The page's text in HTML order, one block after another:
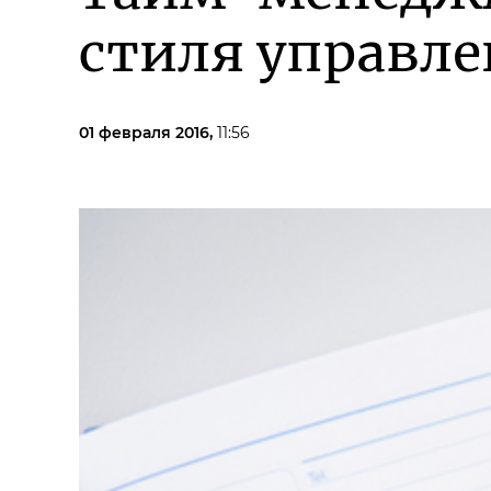
стиля
01 февраля 2016, 11:56